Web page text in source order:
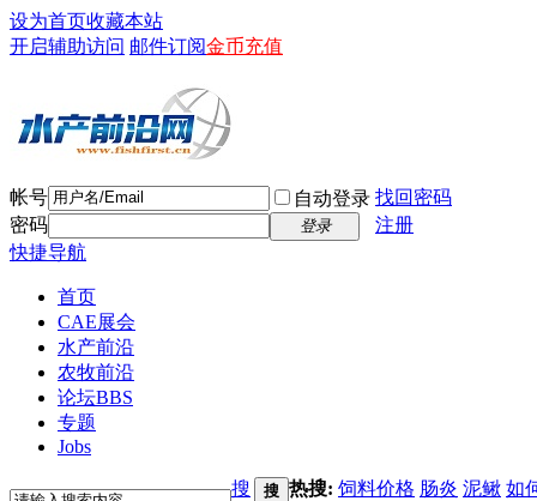
设为首页收藏本站
开启辅助访问 邮件订阅金币充值
帐号 自动登录 找回密码
密码
登录
注册
快捷导航
首页
CAE展会
水产前沿
农牧前沿
论坛BBS
专题
Jobs
搜
搜 热搜: 饲料价格 肠炎 泥鳅 如